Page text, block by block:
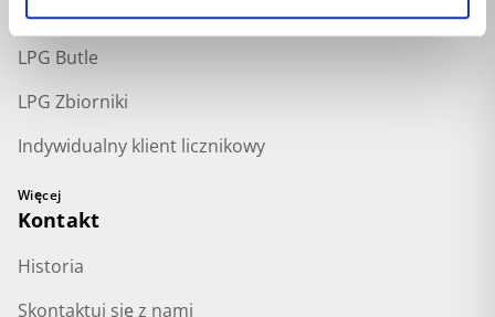
LPG
LPG Butle
LPG Zbiorniki
Indywidualny klient licznikowy
Więcej
Kontakt
Historia
Skontaktuj się z nami